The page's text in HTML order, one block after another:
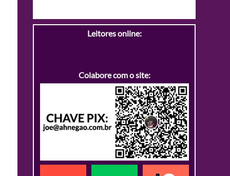
Leitores online:
Colabore com o site: